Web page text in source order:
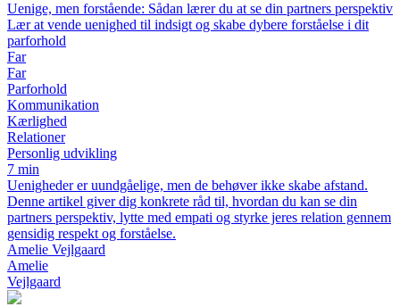
Uenige, men forstående: Sådan lærer du at se din partners perspektiv
Lær at vende uenighed til indsigt og skabe dybere forståelse i dit
parforhold
Far
Far
Parforhold
Kommunikation
Kærlighed
Relationer
Personlig udvikling
7 min
Uenigheder er uundgåelige, men de behøver ikke skabe afstand.
Denne artikel giver dig konkrete råd til, hvordan du kan se din
partners perspektiv, lytte med empati og styrke jeres relation gennem
gensidig respekt og forståelse.
Amelie Vejlgaard
Amelie
Vejlgaard